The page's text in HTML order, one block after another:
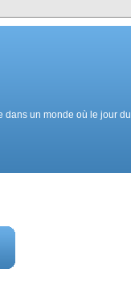
un monde où le jour